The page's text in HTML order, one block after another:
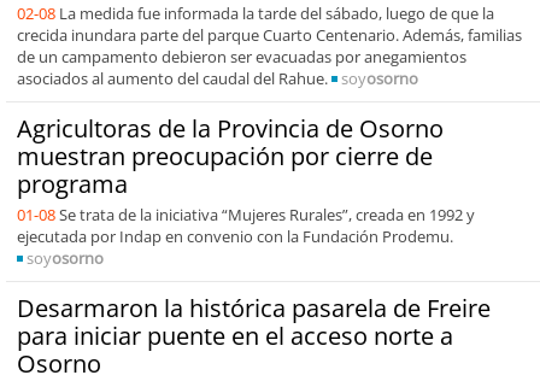
02-08 La medida fue informada la tarde del sábado, luego de que la
crecida inundara parte del parque Cuarto Centenario. Además, familias
de un campamento debieron ser evacuadas por anegamientos
asociados al aumento del caudal del Rahue.
soyosorno
Agricultoras de la Provincia de Osorno
muestran preocupación por cierre de
programa
01-08Se trata de la iniciativa “Mujeres Rurales”, creada en 1992 y
ejecutada por Indap en convenio con la Fundación Prodemu.
soyosorno
Desarmaron la histórica pasarela de Freire
para iniciar puente en el acceso norte a
Osorno